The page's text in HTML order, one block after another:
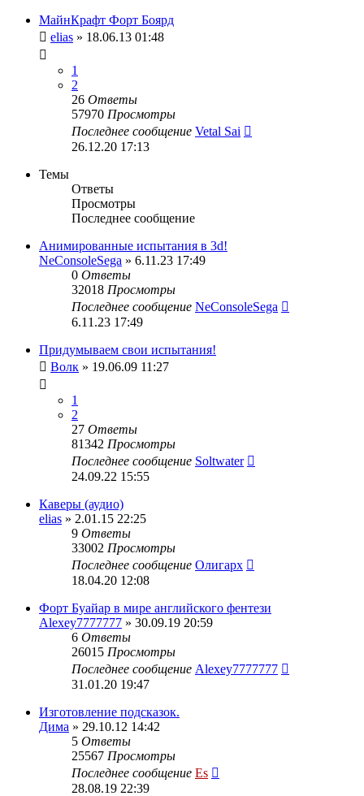
МайнКрафт Форт Боярд
elias » 18.06.13 01:48
1
2
26 Ответы
57970 Просмотры
Последнее сообщение Vetal Sai
26.12.20 17:13
Темы
Ответы
Просмотры
Последнее сообщение
Анимированные испытания в 3d!
NeConsoleSega » 6.11.23 17:49
0 Ответы
32018 Просмотры
Последнее сообщение NeConsoleSega
6.11.23 17:49
Придумываем свои испытания!
Волк » 19.06.09 11:27
1
2
27 Ответы
81342 Просмотры
Последнее сообщение Soltwater
24.09.22 15:55
Каверы (аудио)
elias » 2.01.15 22:25
9 Ответы
33002 Просмотры
Последнее сообщение Олигарх
18.04.20 12:08
Форт Буайар в мире английского фентези
Alexey7777777 » 30.09.19 20:59
6 Ответы
26015 Просмотры
Последнее сообщение Alexey7777777
31.01.20 19:47
Изготовление подсказок.
Дима » 29.10.12 14:42
5 Ответы
25567 Просмотры
Последнее сообщение Es
28.08.19 22:39